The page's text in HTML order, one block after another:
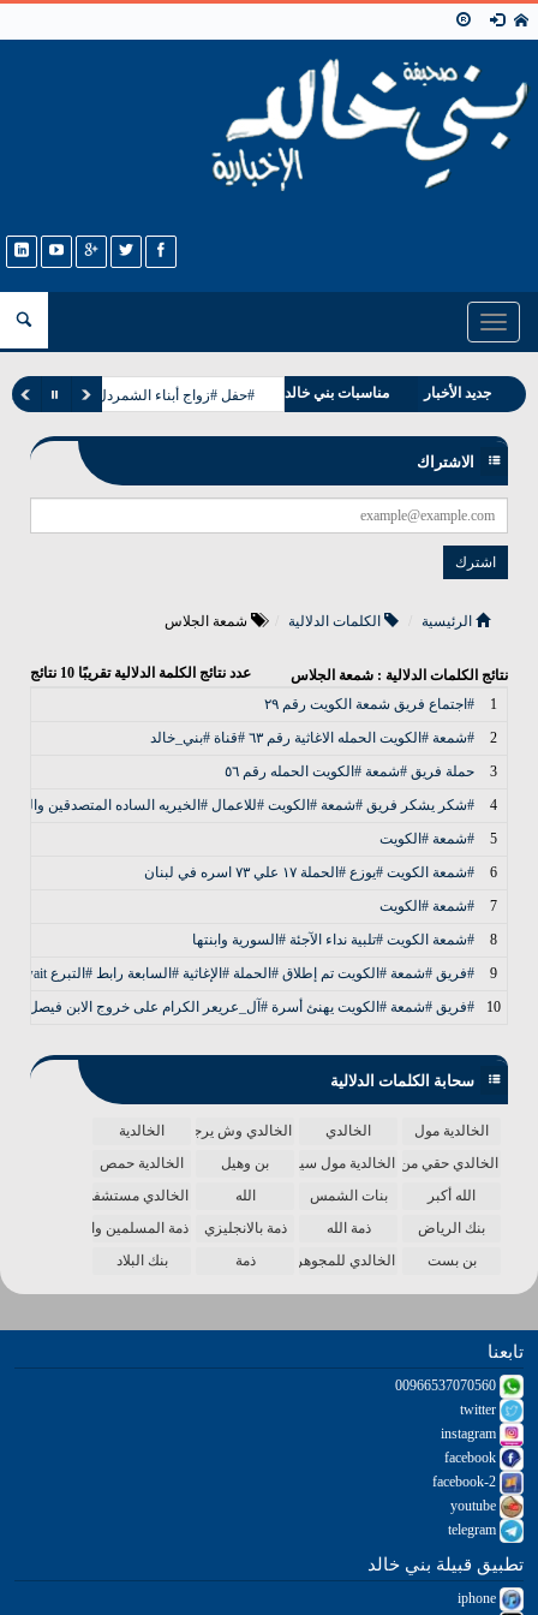
Toggle
navigation
جديد الأخبار
وفيات بني خالد
مناسبات بني خالد #حفل #زواج أبناء الشمردل من بني خالد
الاشتراك
الرئيسية الكلمات الدلالية شمعة الجلاس
نتائج الكلمات الدلالية : شمعة الجلاس عدد نتائج الكلمة الدلالية تقريبًا 10 نتائج
1
#اجتماع فريق شمعة الكويت رقم ٢٩
2
#شمعة #الكويت الحمله الاغاثية رقم ٦٣ #قناة #بني_خالد
3
حملة فريق #شمعة #الكويت الحمله رقم ٥٦
4
#شكر يشكر فريق #شمعة #الكويت #للاعمال #الخيريه الساده المتصدقين
5
#شمعة #الكويت
6
#شمعة الكويت #يوزع #الحملة ١٧ علي ٧٣ اسره في لبنان
7
#شمعة #الكويت
8
#شمعة الكويت #تلبية نداء الآجئة #السورية وابنتها
9
#فريق #شمعة #الكويت تم إطلاق #الحملة #الإغاثية #السابعة رابط #التبرع http://bit.ly/shamaelkuwait قال الله تعالى {لَن تَنَالُواْ الْبِرَّ حَتَّى تُنفِقُواْ مِمَّا تُحِبُّونَ وَمَا تُنفِقُواْ مِن شَيْءٍ فَإِنَّ اللّهَ بِهِ عَلِيمٌ }آل عمران
10
#فريق #شمعة #الكويت يهنئ أسرة #آل_عريعر الكرام على خروج الابن فيصل بن
سحابة الكلمات الدلالية
الخالدية مول الخالدي الخالدي وش يرجع
الخالدية
الخالدي حقي من الدنياالخالدية مول سينما بن وهيل
الخالدية حمص
الله أكبر
بنات الشمس الله
الخالدي مستشفى
بنك الرياض
ذمة الله ذمة بالانجليزي
ذمة المسلمين واحدة
بن بست
الخالدي للمجوهرات ذمة بنك البلاد
تابعنا
تطبيق قبيلة بني خالد